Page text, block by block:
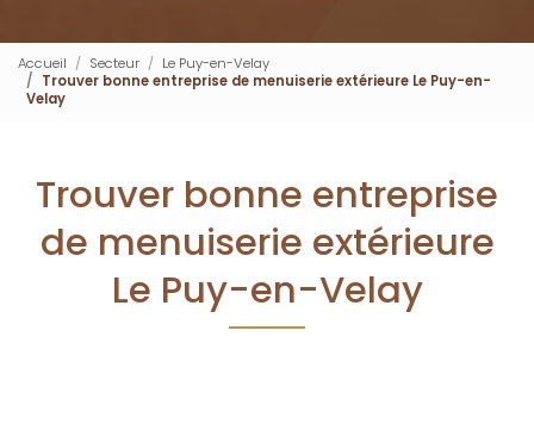
Accueil Secteur
Le Puy-en-Velay
Trouver bonne entreprise de menuiserie extérieure Le Puy-en-
Velay
Trouver bonne entreprise
de menuiserie extérieure
Le Puy-en-Velay